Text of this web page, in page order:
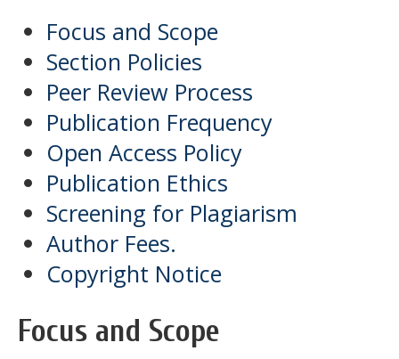
Focus and Scope
Section Policies
Peer Review Process
Publication Frequency
Open Access Policy
Publication Ethics
Screening for Plagiarism
Author Fees.
Copyright Notice
Focus and Scope